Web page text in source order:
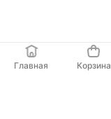
Главная Корзина